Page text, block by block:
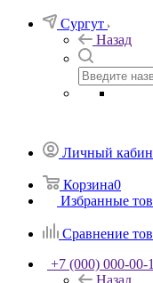
Сургут
Назад
Личный
Корзина0
Избранные
Сравнение
+7 (000) 000-00-
Назад